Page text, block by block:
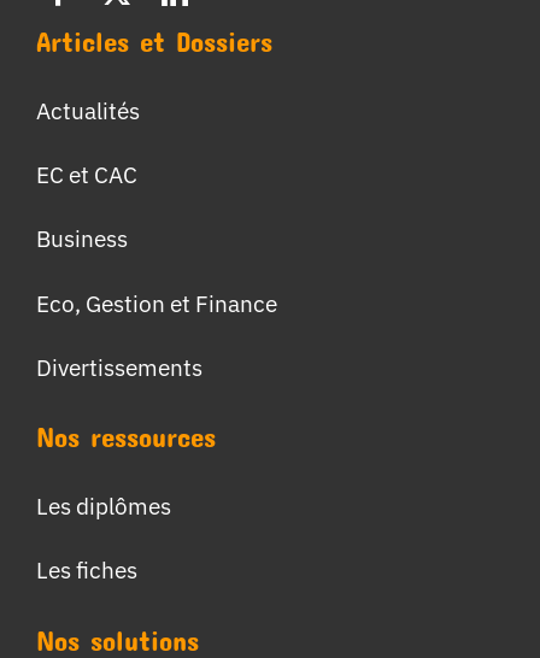
Articles et Dossiers
Actualités
EC et CAC
Business
Eco, Gestion et Finance
Divertissements
Nos ressources
Les diplômes
Les fiches
Nos solutions